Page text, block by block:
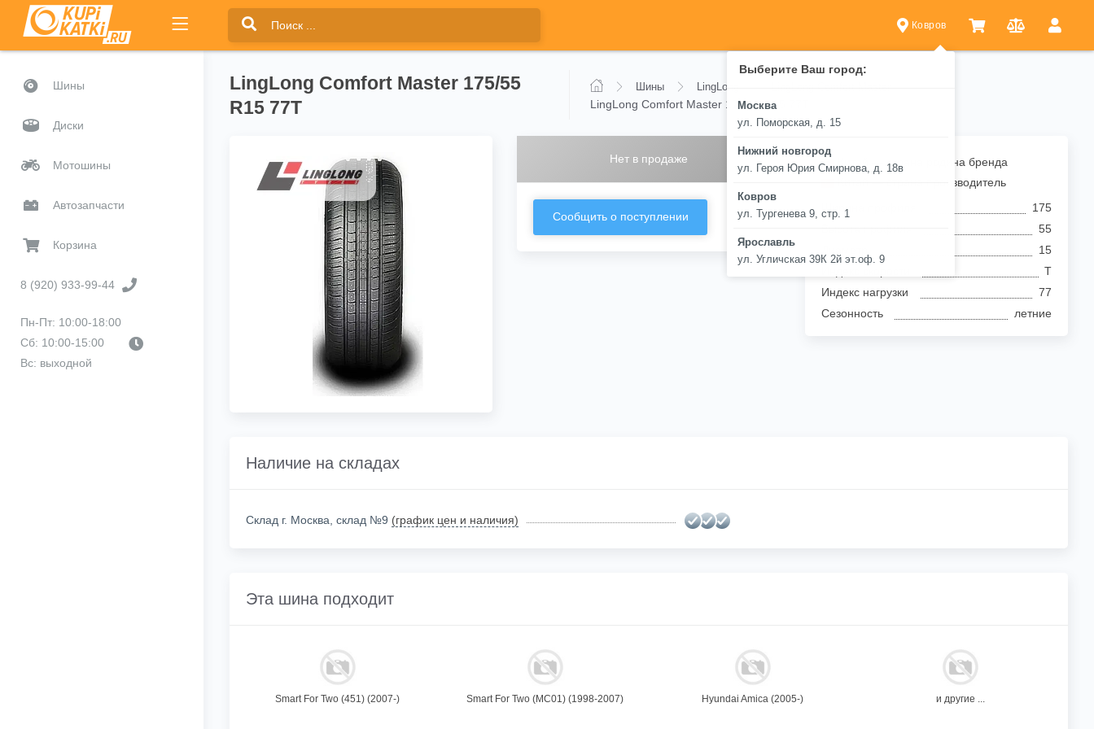
Ковров
Выберите Ваш город:
Москва
ул. Поморская, д. 15
Нижний новгород
ул. Героя Юрия Смирнова, д. 18в
Ковров
ул. Тургенева 9, стр. 1
Ярославль
ул. Угличская 39К 2й эт.оф. 9
Шины
Диски
Мотошины
Автозапчасти
Корзина
8 (920) 933-99-44
Пн-Пт: 10:00-18:00
Сб: 10:00-15:00
Вс: выходной
LingLong Comfort Master 175/55
R15 77T
Шины LingLong
LingLong Comfort Master 175/55 R15 77T
Нет в продаже
Сообщить о поступлении
Китай — страна родина бренда
Китай — страна производитель
Ширина профиля
175
55
15
T
Индекс нагрузки
77
Сезонность
летние
Наличие на складах
Склад г. Москва, склад №9 (график цен и наличия)
Эта шина подходит
Smart For Two (451) (2007-) Smart For Two (MC01) (1998-2007) Hyundai Amica (2005-) и другие ...